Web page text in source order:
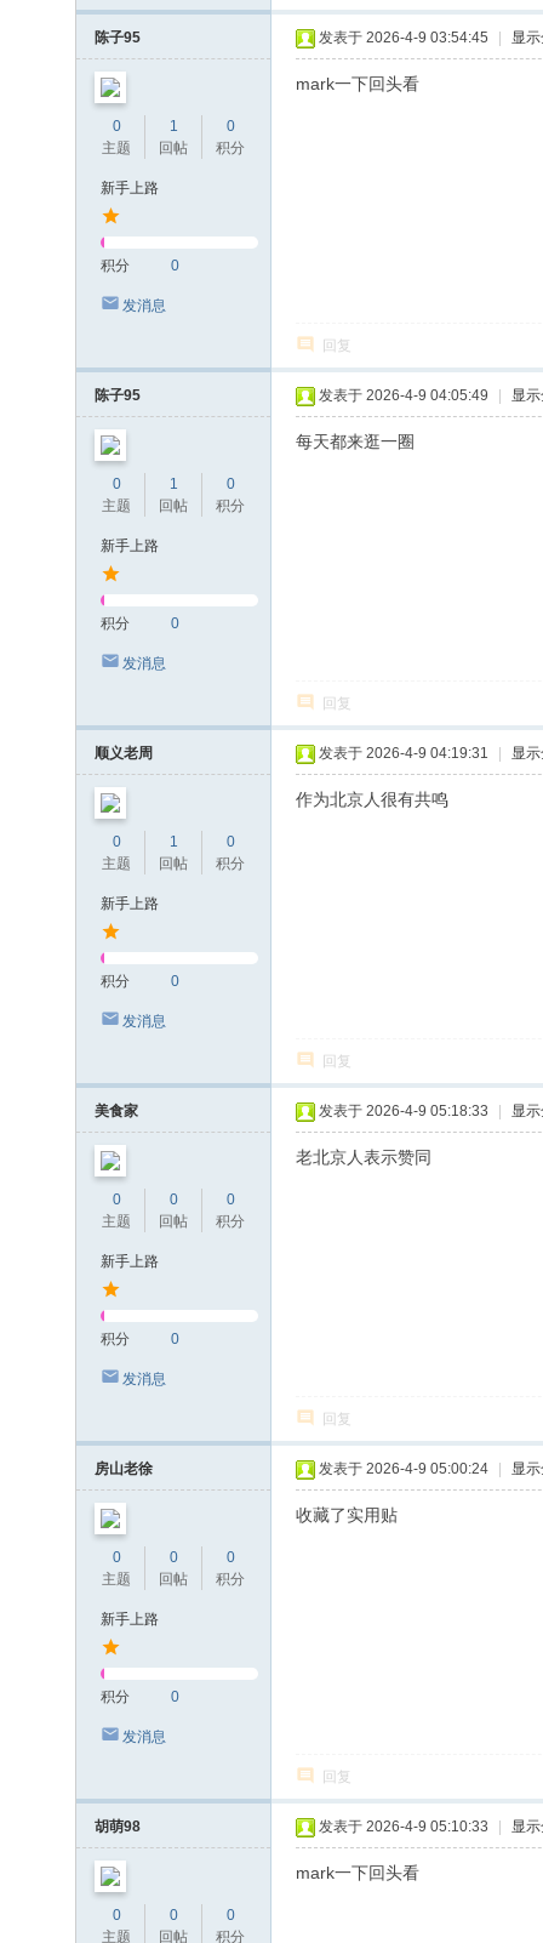
陈子95
0
主题
1
回帖
0
积分
新手上路
积分 0
发消息
发表于 2026-4-9 03:54:45 显
mark一下回头看
回复
陈子95
0
主题
1
回帖
0
积分
新手上路
积分 0
发消息
发表于 2026-4-9 04:05:49 显
每天都来逛一圈
回复
顺义老周
0
主题
1
回帖
0
积分
新手上路
积分 0
发消息
发表于 2026-4-9 04:19:31 显
作为北京人很有共鸣
回复
美食家
0
主题
0
回帖
0
积分
新手上路
积分 0
发消息
发表于 2026-4-9 05:18:33 显
老北京人表示赞同
回复
房山老徐
0
主题
0
回帖
0
积分
新手上路
积分 0
发消息
发表于 2026-4-9 05:00:24 显
收藏了实用贴
回复
胡萌98
0
主题
0
回帖
0
积分
发表于 2026-4-9 05:10:33 显
mark一下回头看